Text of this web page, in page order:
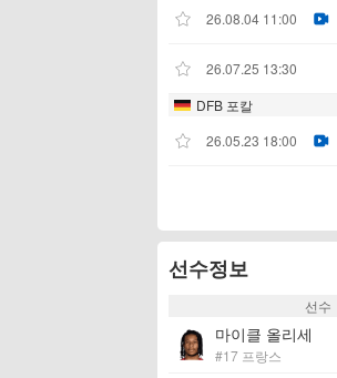
26.08.04 11:00
26.07.25 13:30
DFB 포칼
26.05.23 18:00
선수정보
선수
마이클 올리세
#17 프랑스